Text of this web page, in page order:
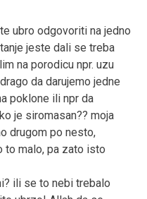
ubro odgovoriti na jedno
jeste dali se treba
na porodicu npr. uzu
da darujemo jedne
poklone ili npr da
je siromasan?? moja
drugom po nesto,
to malo, pa zato isto
ili se to nebi trebalo